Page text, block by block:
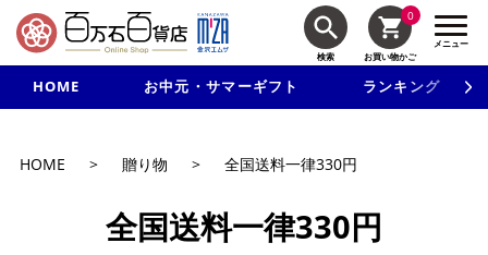
検索
0
お買い物かご
メニュー
HOME お中元・サマーギフト ランキング
新規入会で3千円以上で使える500円クーポンを進呈！
HOME > 贈り物 > 全国送料一律330円
全国送料一律330円